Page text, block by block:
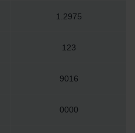
1.2975
123
9016
0000